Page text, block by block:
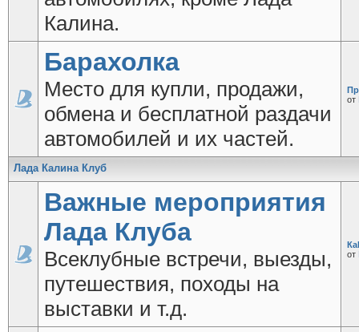
Калина.
Барахолка
Место для купли, продажи,
обмена и бесплатной раздачи
автомобилей и их частей.
от
Лада Калина Клуб
Важные мероприятия
Лада Клуба
Всеклубные встречи, выезды,
путешествия, походы на
выставки и т.д.
от